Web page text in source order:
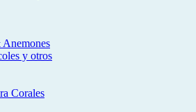
y otros
Corales